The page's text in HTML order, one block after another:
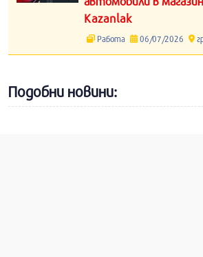
Kazanlak
Работа 06/07/2026
Подобни новини: